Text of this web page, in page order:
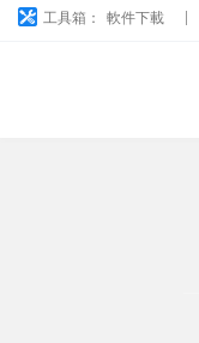
工具箱： 軟件下載